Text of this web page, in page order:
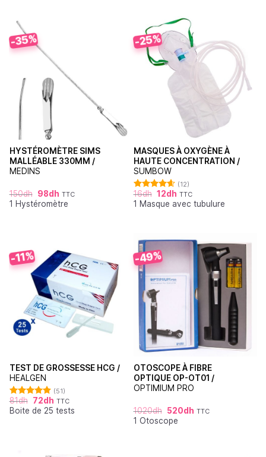
-35%
HYSTÉROMÈTRE SIMS
MALLÉABLE 330MM /
MEDINS
150dh 98dh TTC
1 Hystéromètre
-25%
MASQUES À OXYGÈNE À
HAUTE CONCENTRATION /
SUMBOW
Note 4.64
sur 5
(12)
16dh 12dh TTC
1 Masque avec tubulure
-11%
TEST DE GROSSESSE HCG /
HEALGEN
Note
4.88
sur 5
(51)
81dh 72dh TTC
Boite de 25 tests
-49%
OTOSCOPE À FIBRE
OPTIQUE OP-OT01 /
OPTIMIUM PRO
1020dh 520dh TTC
1 Otoscope